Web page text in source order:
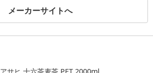
メーカーサイトへ